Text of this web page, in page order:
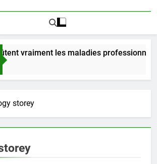
vraiment les maladies
storey